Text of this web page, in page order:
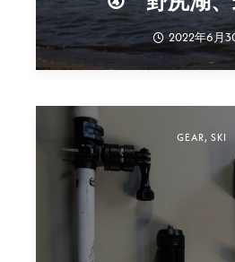
2022年6月
GEAR, SKI